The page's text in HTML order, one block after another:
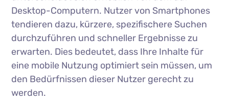
Desktop-Computern. Nutzer von Smartphones
tendieren dazu, kürzere, spezifischere Suchen
durchzuführen und schneller Ergebnisse zu
erwarten. Dies bedeutet, dass Ihre Inhalte für
eine mobile Nutzung optimiert sein müssen, um
den Bedürfnissen dieser Nutzer gerecht zu
werden.